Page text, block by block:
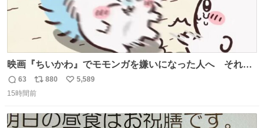
映画『ちいかわ』でモモンガを嫌いになった人へ それで
も愛される理由と可能性 kai-you.net/article/96186 『映画
ちいかわ 人魚の島のひみつ』を3回観て、原作も追ってい
す。ちいかわ初心者向けです🖊
返
信
63
リ
ポ
ト
880
い
数
5,589
15時間前